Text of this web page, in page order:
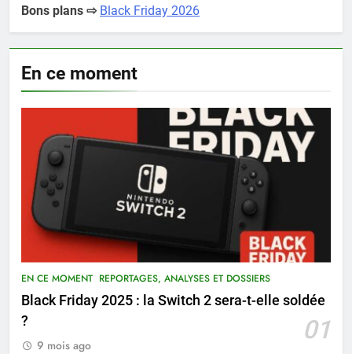
Bons plans ⇨ Black Friday 2026
En ce moment
EN CE MOMENT REPORTAGES, ANALYSES ET DOSSIERS
Black Friday 2025 : la Switch 2 sera-t-elle soldée
?
01
9 mois ago